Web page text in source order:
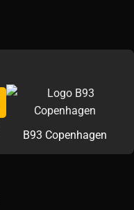
B93 Copenhagen